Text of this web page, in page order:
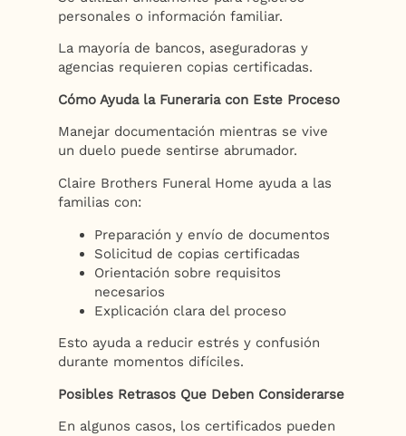
personales o información familiar.
La mayoría de bancos, aseguradoras y
agencias requieren copias certificadas.
Cómo Ayuda la Funeraria con Este Proceso
Manejar documentación mientras se vive
un duelo puede sentirse abrumador.
Claire Brothers Funeral Home ayuda a las
familias con:
Preparación y envío de documentos
Solicitud de copias certificadas
Orientación sobre requisitos
necesarios
Explicación clara del proceso
Esto ayuda a reducir estrés y confusión
durante momentos difíciles.
Posibles Retrasos Que Deben Considerarse
En algunos casos, los certificados pueden